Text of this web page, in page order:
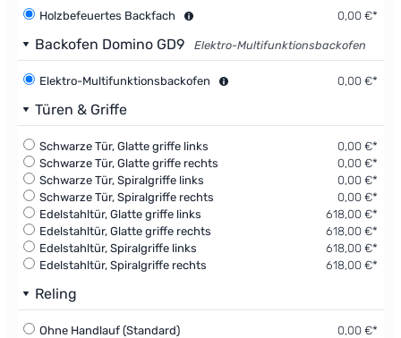
Holzbefeuertes Backfach 0,00 €*
Backofen Domino GD9 Elektro-Multifunktionsbackofen
Elektro-Multifunktionsbackofen 0,00 €*
Türen & Griffe
Schwarze Tür, Glatte griffe links
0,00 €*
Schwarze Tür, Glatte griffe rechts
0,00 €*
Schwarze Tür, Spiralgriffe links
0,00 €*
Schwarze Tür, Spiralgriffe rechts
0,00 €*
Edelstahltür, Glatte griffe links
618,00 €*
Edelstahltür, Glatte griffe rechts
618,00 €*
Edelstahltür, Spiralgriffe links
618,00 €*
Edelstahltür, Spiralgriffe rechts
618,00 €*
Reling
Ohne Handlauf (Standard)
0,00 €*